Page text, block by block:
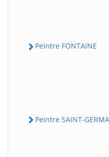
Peintre FONTAINE
Peintre SAINT-